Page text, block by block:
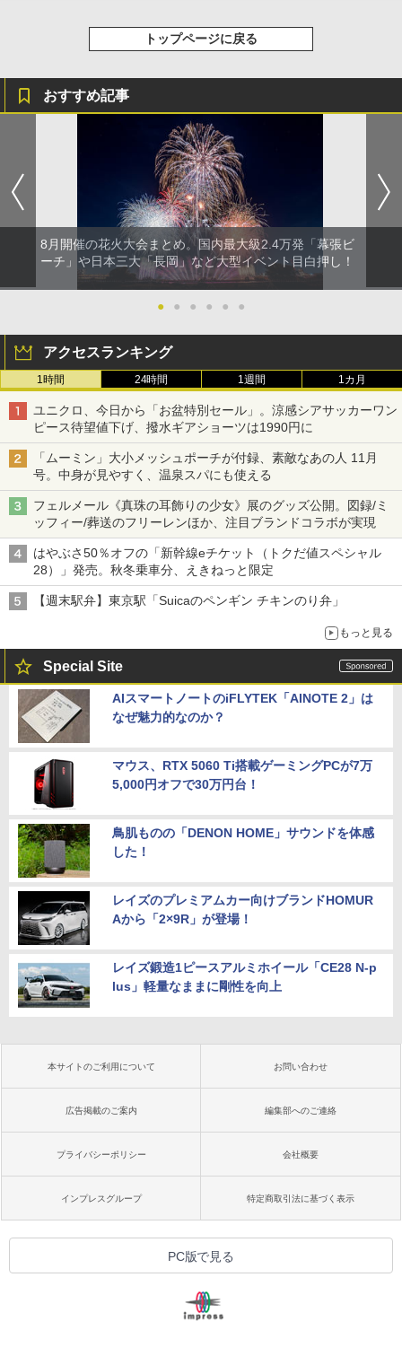
トップページに戻る
おすすめ記事
8月開催の花火大会まとめ。国内最大級2.4万発「幕張ビ
ーチ」や日本三大「長岡」など大型イベント目白押し！
● ● ● ● ● ●
アクセスランキング
1時間 24時間 1週間 1カ月
ユニクロ、今日から「お盆特別セール」。涼感シアサッカーワン
ピース待望値下げ、撥水ギアショーツは1990円に
「ムーミン」大小メッシュポーチが付録、素敵なあの人 11月
号。中身が見やすく、温泉スパにも使える
フェルメール《真珠の耳飾りの少女》展のグッズ公開。図録/ミ
ッフィー/葬送のフリーレンほか、注目ブランドコラボが実現
はやぶさ50％オフの「新幹線eチケット（トクだ値スペシャル
28）」発売。秋冬乗車分、えきねっと限定
【週末駅弁】東京駅「Suicaのペンギン チキンのり弁」
もっと見る
Special Site
AIスマートノートのiFLYTEK「AINOTE 2」は
なぜ魅力的なのか？
マウス、RTX 5060 Ti搭載ゲーミングPCが7万
5,000円オフで30万円台！
鳥肌ものの「DENON HOME」サウンドを体感
した！
レイズのプレミアムカー向けブランドHOMUR
Aから「2×9R」が登場！
レイズ鍛造1ピースアルミホイール「CE28 N-p
lus」軽量なままに剛性を向上
本サイトのご利用について お問い合わせ
広告掲載のご案内 編集部へのご連絡
プライバシーポリシー 会社概要
インプレスグループ 特定商取引法に基づく表示
PC版で見る